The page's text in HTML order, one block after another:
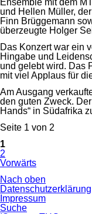
Ensemble mit dem
und Hellen Müller,
Finn Brüggemann
überzeugte Holger
Das Konzert war ein
Hingabe und
und gelebt wird. Das
mit viel Applaus für
Am Ausgang
den guten Zweck.
Hands“ in Südafrika
Seite 1 von 2
1
2
Vorwärts
Nach oben
Navigation
überspringen
Datenschutzerklärung
Impressum
Suche